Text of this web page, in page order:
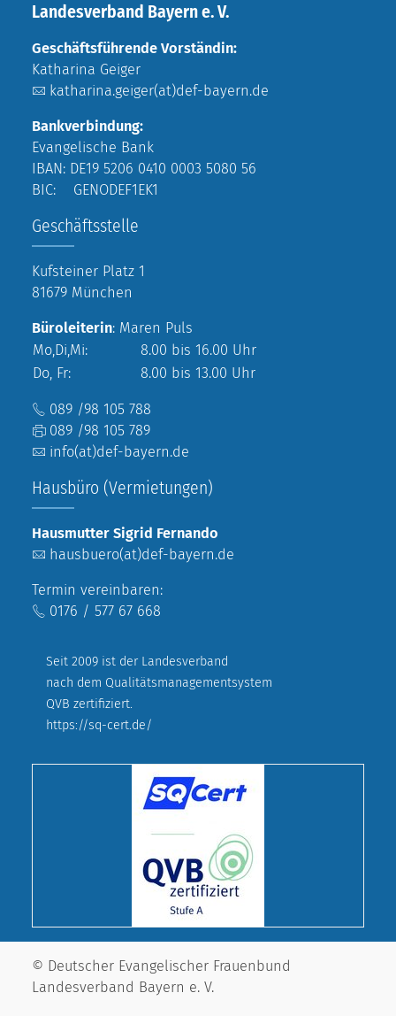
Landesverband Bayern e. V.
Geschäftsführende Vorständin:
Katharina Geiger
katharina.geiger(at)def-bayern.de
Bankverbindung:
Evangelische Bank
IBAN: DE19 5206 0410 0003 5080 56
BIC: GENODEF1EK1
Geschäftsstelle
Kufsteiner Platz 1
81679 München
Büroleiterin: Maren Puls
Mo,Di,Mi:
8.00 bis 16.00 Uhr
Do, Fr:
8.00 bis 13.00 Uhr
089 /98 105 788
089 /98 105 789
info(at)def-bayern.de
Hausbüro (Vermietungen)
Hausmutter Sigrid Fernando
hausbuero(at)def-bayern.de
Termin vereinbaren:
0176 / 577 67 668
Seit 2009 ist der Landesverband
nach dem Qualitätsmanagementsystem
QVB zertifiziert.
https://sq-cert.de/
© Deutscher Evangelischer Frauenbund
Landesverband Bayern e. V.